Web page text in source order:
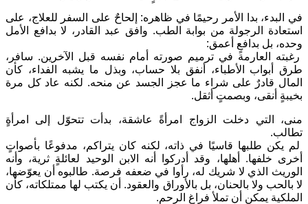
في البدء، بدا الأمر رحيمًا في ظاهره: إلحاحٌ على السفر للعلاج، على
استعادة الرجولة من بوابة الطب. وافق عبد القادر، لا بدافع الأمل
وحده، بل بدافعٍ أعمق:
رغبته العارمة في ترميم صورته أمام نفسه قبل الآخرين. سافر،
طرق أبواب الأطباء، أنفق بلا حساب، وبذل ما يشبه الفداء، كأن
المال قادرٌ على شراء ما عجز الجسد عن منحه. لكنه عاد كل مرة
بخيبةٍ أنقى، وبصمتٍ أثقل.
منى، التي دخلت الزواج امرأةً عاشقة، بدأت تتحوّل إلى امرأةٍ
تطالب.
لم يكن طلبها قاسيًا في ذاته، لكنه كان يتراكم، مدفوعًا بأصواتٍ
أخرى خلفها. أهلها، وقد أدركوا أنه الابن الوحيد لعائلةٍ ثرية، وأنه
الوريث الذي لا شريك له، رأوا في ضعفه فرصة. طالبوه أن يعوّضها،
لا بالحب ولا بالحنان، بل بالأوراق والعقود. أن يكتب لها ممتلكاته، كأن
الملكية يمكن أن تملأ فراغ الرحم.